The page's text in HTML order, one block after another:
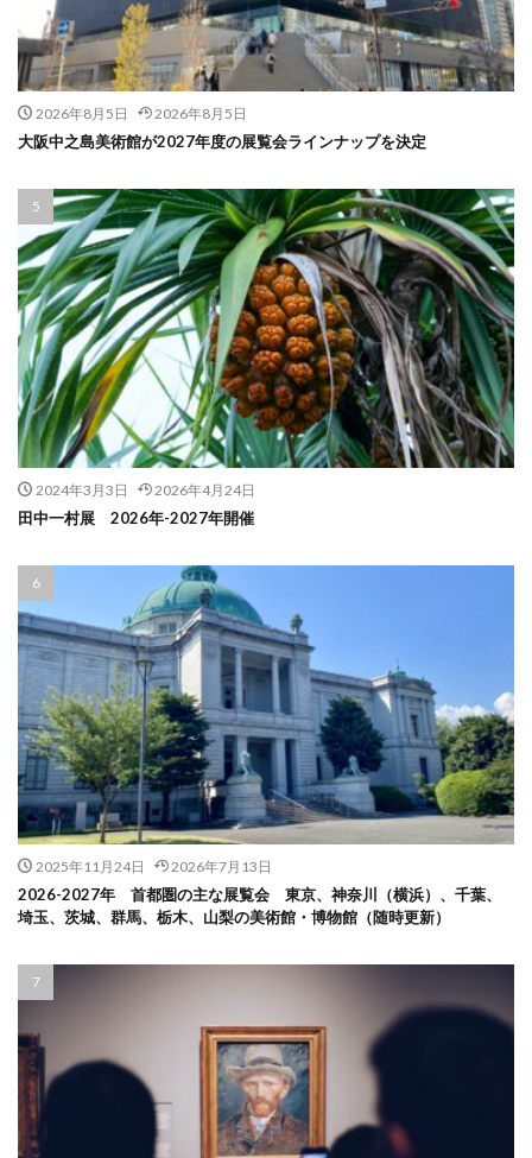
2026年8月5日 2026年8月5日
大阪中之島美術館が2027年度の展覧会ラインナップを決定
2024年3月3日 2026年4月24日
田中一村展 2026年-2027年開催
2025年11月24日 2026年7月13日
2026-2027年 首都圏の主な展覧会 東京、神奈川（横浜）、千葉、
埼玉、茨城、群馬、栃木、山梨の美術館・博物館（随時更新）